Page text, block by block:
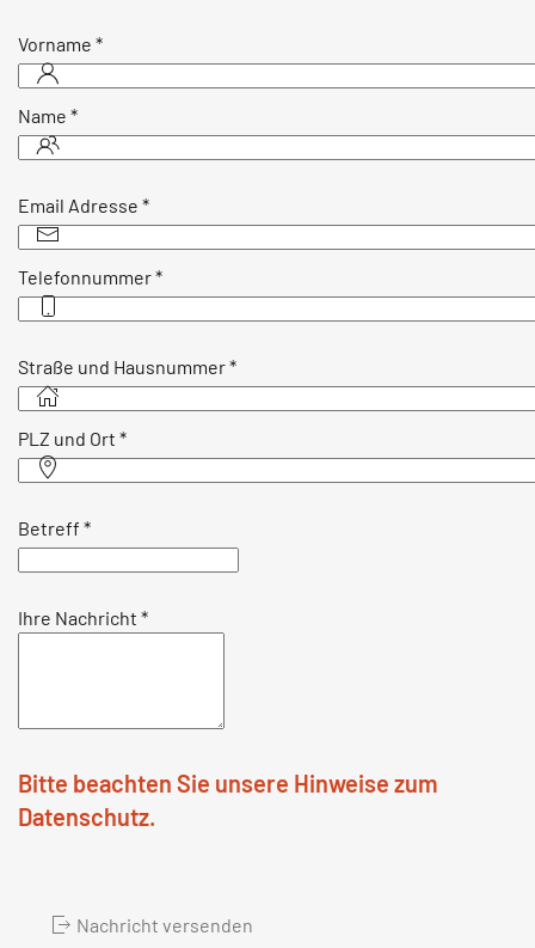
Vorname *
Name *
Email Adresse *
Telefonnummer*
Straße und Hausnummer*
PLZ und Ort *
Betreff *
Ihre Nachricht *
Bitte beachten Sie unsere Hinweise zum
Datenschutz.
Nachricht versenden